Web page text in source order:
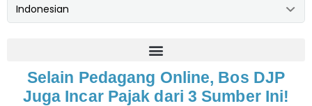
Selain Pedagang Online, Bos DJP
Juga Incar Pajak dari 3 Sumber Ini!